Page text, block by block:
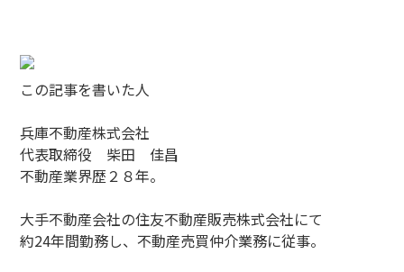
この記事を書いた人
兵庫不動産株式会社
代表取締役 柴田 佳昌
不動産業界歴２８年。
大手不動産会社の住友不動産販売株式会社にて
約24年間勤務し、不動産売買仲介業務に従事。